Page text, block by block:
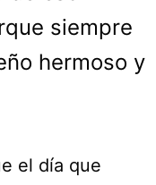
siempre
hermoso y
el día que